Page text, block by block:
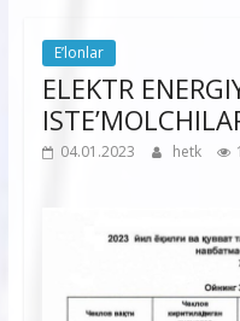
E’lonlar
ELEKTR
04.01.2023 hetk